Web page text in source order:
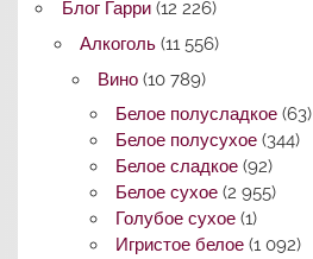
Блог Гарри(12 226)
Алкоголь(11 556)
Вино(10 789)
Белое полусладкое (63)
Белое полусухое (344)
Белое сладкое (92)
Белое сухое (2 955)
Голубое сухое (1)
Игристое белое (1 092)